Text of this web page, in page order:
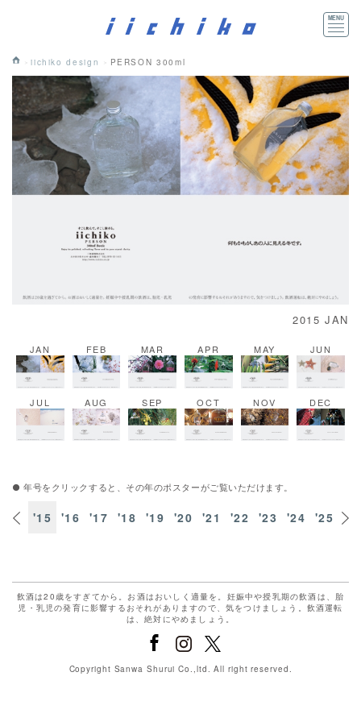
iichiko design PERSON 300ml
2015 JAN
JAN FEB MAR APR MAY JUN
JUL AUG SEP OCT NOV DEC
● 年号をクリックすると、その年のポスターがご覧いただけます。
'14 '15 '16 '17 '18 '19 '20 '21 '22 '23 '24 '25
飲酒は20歳をすぎてから。お酒はおいしく適量を。妊娠中や授乳期の飲酒は、胎
児・乳児の発育に影響するおそれがありますので、気をつけましょう。飲酒運転
は、絶対にやめましょう。
Copyright Sanwa Shurui Co.,ltd. All right reserved.